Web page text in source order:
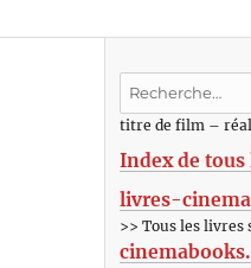
Recherche
:titre de film –
Index de
livres-
>> Tous les livres